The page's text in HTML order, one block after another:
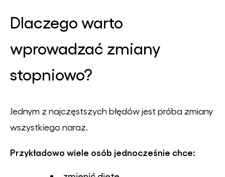
Dlaczego warto
wprowadzać zmiany
stopniowo?
Jednym z najczęstszych błędów jest próba zmiany
wszystkiego naraz.
Przykładowo wiele osób jednocześnie chce: